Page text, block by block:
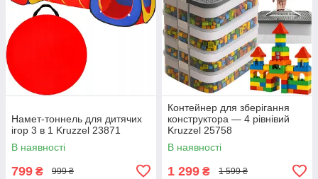
Намет-тоннель для дитячих
ігор 3 в 1 Kruzzel 23871
В наявності
799 ₴ 999 ₴
Контейнер для зберігання
конструктора — 4 рівнівий
Kruzzel 25758
В наявності
1 299 ₴ 1 599 ₴